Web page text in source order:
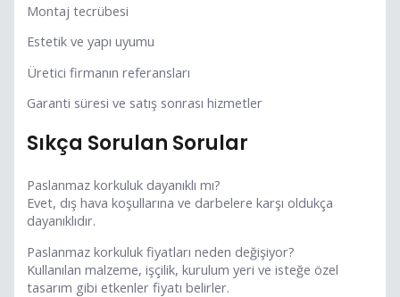
Montaj tecrübesi
Estetik ve yapı uyumu
Üretici firmanın referansları
Garanti süresi ve satış sonrası hizmetler
Sıkça Sorulan Sorular
Paslanmaz korkuluk dayanıklı mı?
Evet, dış hava koşullarına ve darbelere karşı oldukça
dayanıklıdır.
Paslanmaz korkuluk fiyatları neden değişiyor?
Kullanılan malzeme, işçilik, kurulum yeri ve isteğe özel
tasarım gibi etkenler fiyatı belirler.